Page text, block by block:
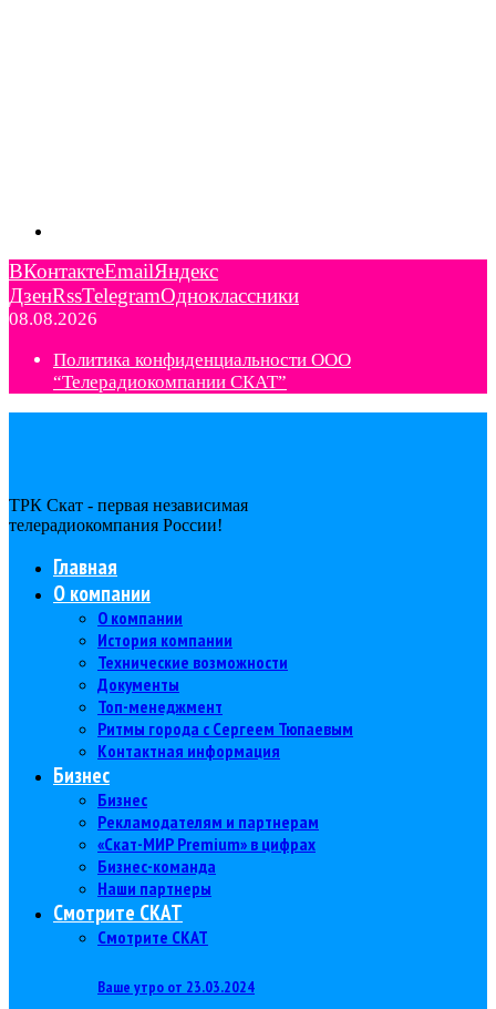
ВКонтактеEmailЯндекс
ДзенRssTelegramОдноклассники
08.08.2026
Политика конфиденциальности ООО
“Телерадиокомпании СКАТ”
ТРК Скат - первая независимая
телерадиокомпания Роcсии!
Главная
О компании
О компании
История компании
Технические возможности
Документы
Топ-менеджмент
Ритмы города с Сергеем Тюпаевым
Контактная информация
Бизнес
Бизнес
Рекламодателям и партнерам
«Скат-МИР Premium» в цифрах
Бизнес-команда
Наши партнеры
Смотрите СКАТ
Смотрите СКАТ
Ваше утро от 23.03.2024